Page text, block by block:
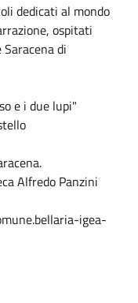
dedicati al mondo
ospitati
di
e i due lupi"
Alfredo Panzini
igea-